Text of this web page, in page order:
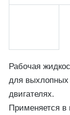
Рабочая
для выхлопных
двигателях.
Применяется в